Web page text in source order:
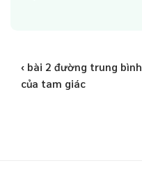
‹ bài 2 đường trung bình
của tam giác